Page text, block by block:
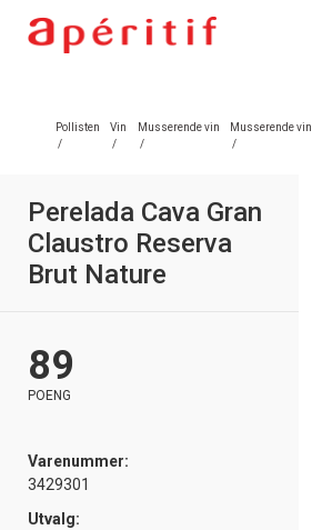
Pollisten
/
Vin
/
Musserende vin
/
Musserende vin
/
Perelada Cava Gran
Claustro Reserva
Brut Nature
89
POENG
Varenummer:
3429301
Utvalg: